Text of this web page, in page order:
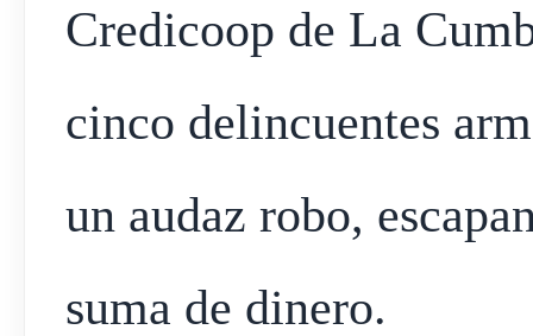
Credicoop de La
cinco delincuentes
un audaz robo,
suma de dinero.